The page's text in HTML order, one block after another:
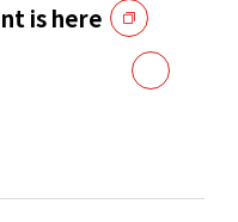
is here